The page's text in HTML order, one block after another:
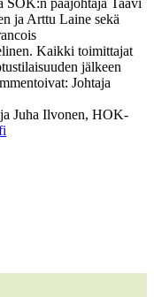
ja Arttu Laine sekä
Kaikki toimittajat
jälkeen
Johtaja
Juha Ilvonen, HOK-